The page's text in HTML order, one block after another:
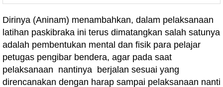
Dirinya (Aninam) menambahkan, dalam pelaksanaan
latihan paskibraka ini terus dimatangkan salah satunya
adalah pembentukan mental dan fisik para pelajar
petugas pengibar bendera, agar pada saat
pelaksanaan nantinya berjalan sesuai yang
direncanakan dengan harap sampai pelaksanaan nanti